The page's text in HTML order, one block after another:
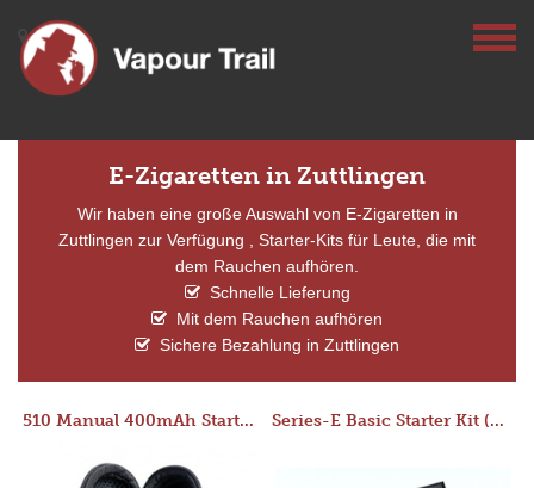
E-Zigaretten in Zuttlingen
Wir haben eine große Auswahl von E-Zigaretten in
Zuttlingen zur Verfügung , Starter-Kits für Leute, die mit
dem Rauchen aufhören.
Schnelle Lieferung
Mit dem Rauchen aufhören
Sichere Bezahlung in Zuttlingen
510 Manual 400mAh Starter Kit Series-E Basic Starter Kit (No Tank)